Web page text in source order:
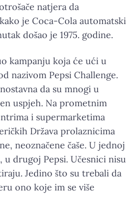
natjera da
je Coca-Cola automatski
došao je 1975. godine.
kampanju koja će ući u
nazivom Pepsi Challenge.
da su mnogi u
uspjeh. Na prometnim
i supermarketima
Država prolaznicima
neoznačene čaše. U jednoj
u drugoj Pepsi. Učesnici nisu
Jedino što su trebali da
ono koje im se više